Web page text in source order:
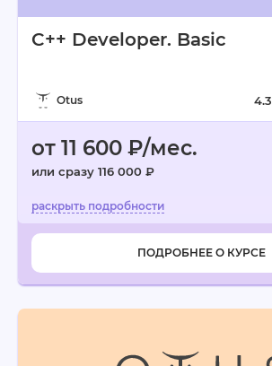
C++ Developer. Basic
Otus 4.3
от 11 600 ₽/мес.
или сразу 116 000 ₽
ПОДРОБНЕЕ О КУРСЕ